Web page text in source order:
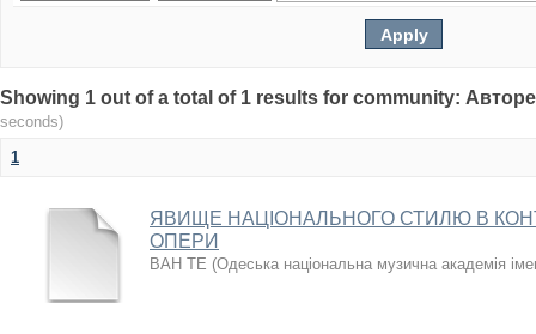
Showing 1 out of a total of 1 results for community:
seconds)
1
ЯВИЩЕ НАЦІОНАЛЬНОГО СТИЛЮ В
ОПЕРИ
ВАН ТЕ (Одеська національна музична академія